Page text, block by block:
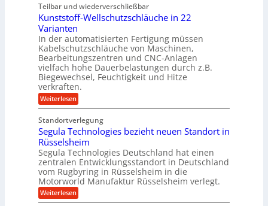
b
e
r
V
o
r
j
a
h
r
h
u
n
g
s
f
ö
r
d
e
r
u
n
g
b
r
a
u
t
r
a
s
c
h
a
l
l
s
e
n
s
o
r
e
n
u
g
e
l
g
e
w
i
n
d
e
t
r
i
b
u
n
Teilbar und wiederverschließbar
Kunststoff-Wellschutzschläuche in 22
Varianten
In der automatisierten Fertigung müssen
Kabelschutzschläuche von Maschinen,
Bearbeitungszentren und CNC-Anlagen
vielfach hohe Dauerbelastungen durch z.B.
Biegewechsel, Feuchtigkeit und Hitze
verkraften.
Weiterlesen:
K
n
s
t
s
t
o
f
f
-
W
Standortverlegung
Segula Technologies bezieht neuen Standort in
Rüsselsheim
Segula Technologies Deutschland hat einen
zentralen Entwicklungsstandort in Deutschland
vom Rugbyring in Rüsselsheim in die
Motorworld Manufaktur Rüsselsheim verlegt.
Weiterlesen:
S